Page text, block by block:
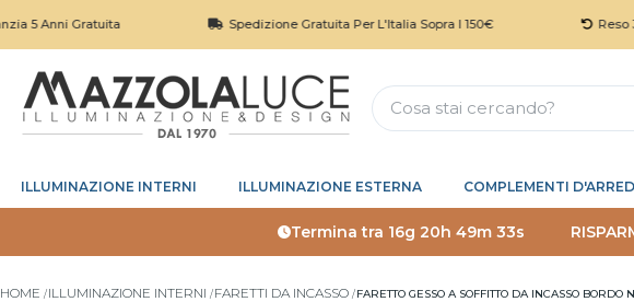
Gratuita Spedizione Gratuita Per L'Italia Sopra I 150€ Reso 30 Giorni
ILLUMINAZIONE INTERNI ILLUMINAZIONE ESTERNA COMPLEMENTI
Termina tra 16g 20h 49m 32s
HOME ILLUMINAZIONE INTERNI FARETTI DA INCASSO FARETTO GESSO A SOFFITTO DA INCASSO BORDO